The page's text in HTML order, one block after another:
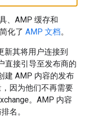
、AMP 缓存和
化了 AMP 文档。
新其将用户连接到
直接引导至发布商的
建 AMP 内容的发布
因为他们不再需要
。AMP 内容
名。